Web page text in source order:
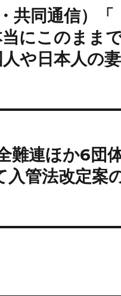
共同通信）「
当にこのま
や日本人の
難連ほか6団
管法改定案